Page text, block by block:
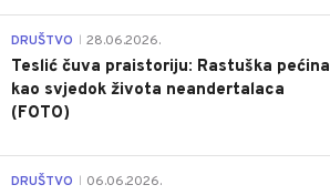
DRUŠTVO 28.06.2026.
Teslić čuva praistoriju: Rastuška pećina
kao svjedok života neandertalaca
(FOTO)
DRUŠTVO 06.06.2026.